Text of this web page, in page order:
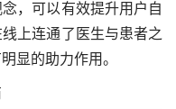
，可以有效提升用户自
上连通了医生与患者之
显的助力作用。